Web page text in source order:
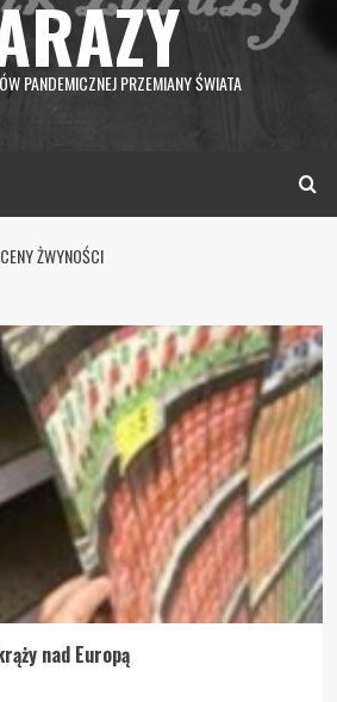
PANDEMICZNEJ PRZEMIANY ŚWIATA
CENY ŻWYNOŚCI
nad Europą